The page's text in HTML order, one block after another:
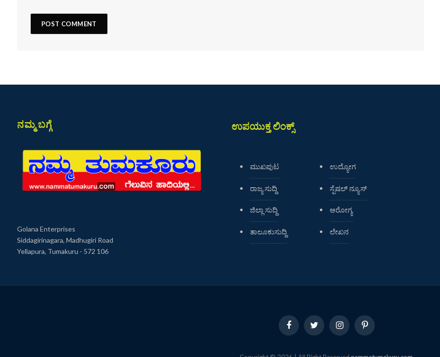
ನಮ್ಮ ಬಗ್ಗೆ
Golana Enterprises
Siddagirinagara, Madhugiri Road
Yellapura, Tumakuru - 572 106
ಉಪಯುಕ್ತ ಲಿಂಕ್ಸ್
ಮುಖಪುಟ
ರಾಜ್ಯ ಸುದ್ದಿ
ಜಿಲ್ಲಾ ಸುದ್ದಿ
ತಾಲೂಕುಸುದ್ದಿ
ಉದ್ಯೋಗ
ಸ್ಪೆಷಲ್ ನ್ಯೂಸ್
ಆರೋಗ್ಯ
ಲೇಖನ
FacebookTwitter InstagramPinterest